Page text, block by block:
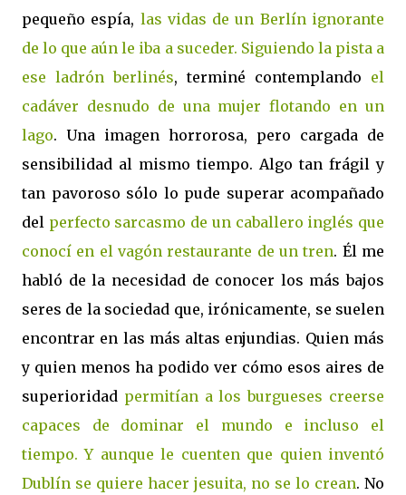
pequeño espía, las vidas de un Berlín ignorante
de lo que aún le iba a suceder. Siguiendo la pista a
ese ladrón berlinés, terminé contemplando el
cadáver desnudo de una mujer flotando en un
lago. Una imagen horrorosa, pero cargada de
sensibilidad al mismo tiempo. Algo tan frágil y
tan pavoroso sólo lo pude superar acompañado
del perfecto sarcasmo de un caballero inglés que
conocí en el vagón restaurante de un tren. Él me
habló de la necesidad de conocer los más bajos
seres de la sociedad que, irónicamente, se suelen
encontrar en las más altas enjundias. Quien más
y quien menos ha podido ver cómo esos aires de
superioridad permitían a los burgueses creerse
capaces de dominar el mundo e incluso el
tiempo. Y aunque le cuenten que quien inventó
Dublín se quiere hacer jesuita, no se lo crean. No